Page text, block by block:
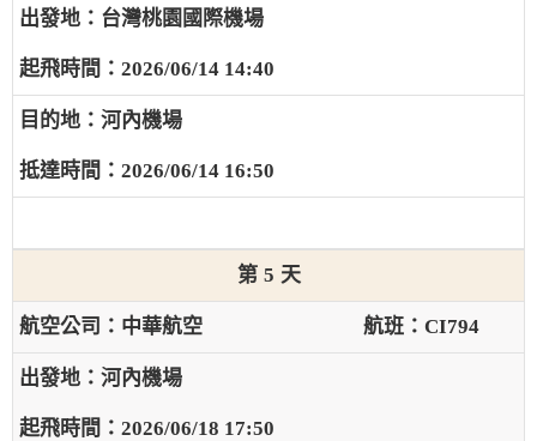
台灣桃園國際機場
2026/06/14 14:40
河內機場
2026/06/14 16:50
5
中華航空 CI794
河內機場
2026/06/18 17:50